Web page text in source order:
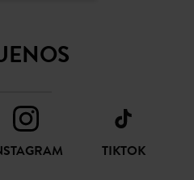
TIKTOK